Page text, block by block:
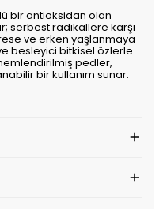
bir antioksidan olan
serbest radikallere karşı
ve erken yaşlanmaya
besleyici bitkisel özlerle
pedler,
bir kullanım sunar.